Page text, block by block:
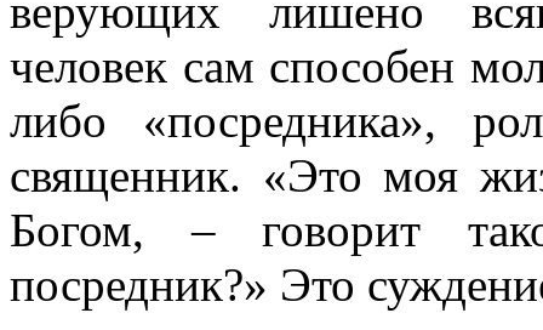
верующих лишено
человек сам способен
либо «посредника»,
священник. «Это моя
Богом, – говорит
посредник?» Это